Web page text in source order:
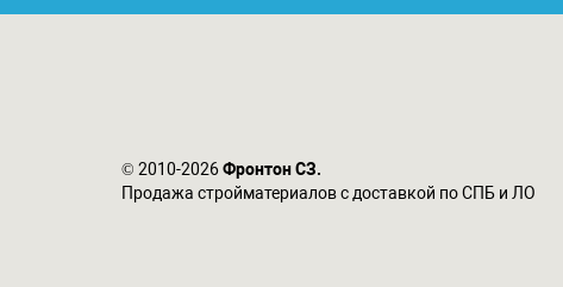
© 2010-2026Фронтон СЗ.
Продажа стройматериалов с доставкой по СПБ и ЛО